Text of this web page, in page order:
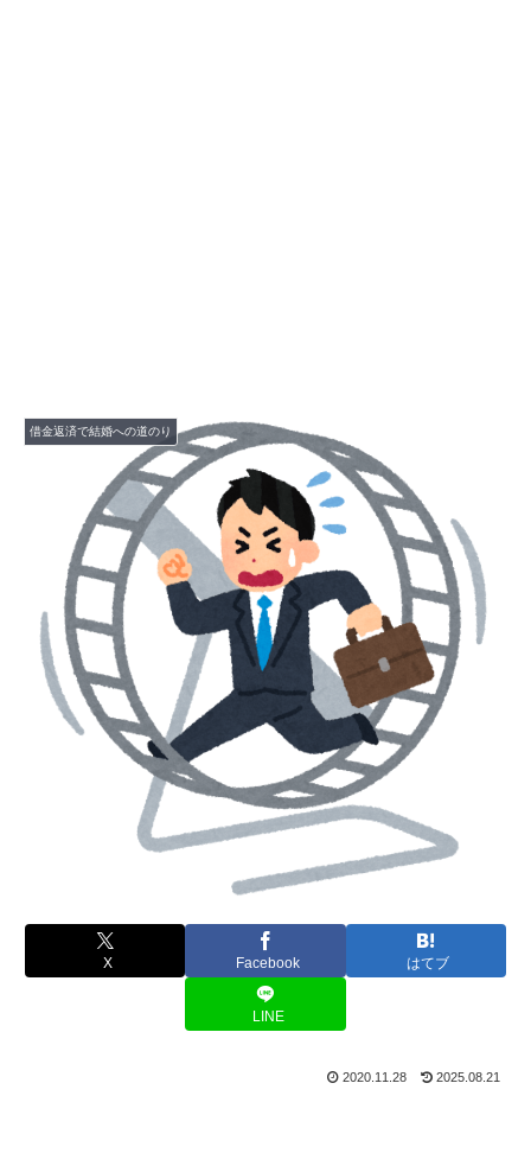
借金返済で結婚への道のり
X Facebook はてブ
LINE
2020.11.28 2025.08.21